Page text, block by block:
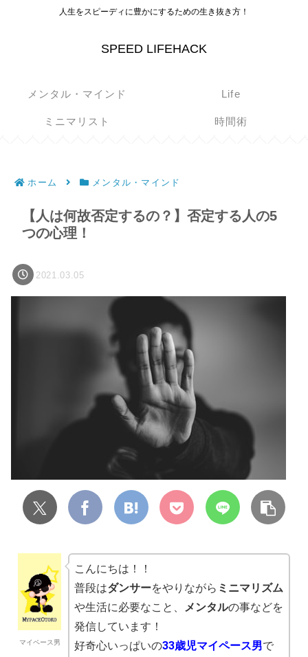
人生をスピーディに豊かにするための生き抜き方！
SPEED LIFEHACK
メンタル・マインド Life
ミニマリスト 時間術
ホーム メンタル・マインド
【人は何故否定するの？】否定する人の5
つの心理！
2021.03.05
マイペース男
こんにちは！！
普段はダンサーをやりながら ミニマリズム
や生活に必要なこと、
メンタルの事などを
発信しています！
好奇心いっぱいの33歳児マイペース男で